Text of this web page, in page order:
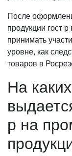
После
продукции гост
принимать
уровне, как
товаров в
На
р на